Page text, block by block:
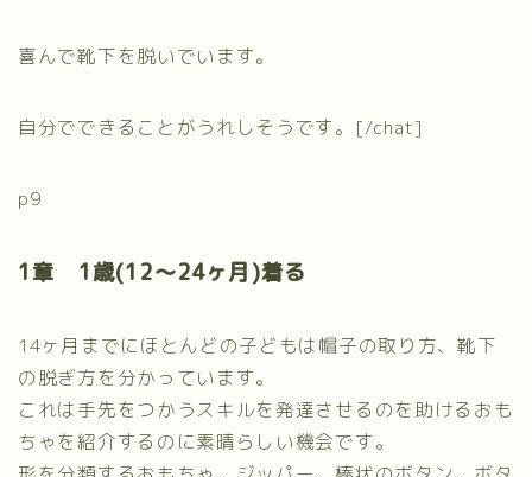
喜んで靴下を脱いでいます。
自分でできることがうれしそうです。[/chat]
p9
1章 1歳(12～24ヶ月)着る
14ヶ月までにほとんどの子どもは帽子の取り方、靴下
の脱ぎ方を分かっています。
これは手先をつかうスキルを発達させるのを助けるおも
ちゃを紹介するのに素晴らしい機会です。